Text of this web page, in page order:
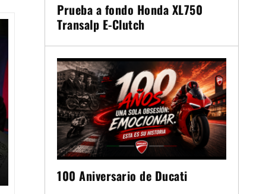
Prueba a fondo Honda XL750
Transalp E-Clutch
100 Aniversario de Ducati